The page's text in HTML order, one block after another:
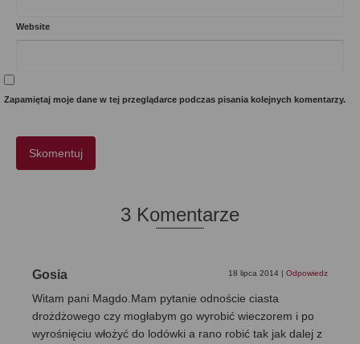
Website
Zapamiętaj moje dane w tej przeglądarce podczas pisania kolejnych komentarzy.
3 Komentarze
Gosia 18 lipca 2014 | Odpowiedz
Witam pani Magdo.Mam pytanie odnoście ciasta
drożdżowego czy mogłabym go wyrobić wieczorem i po
wyrośnięciu włożyć do lodówki a rano robić tak jak dalej z